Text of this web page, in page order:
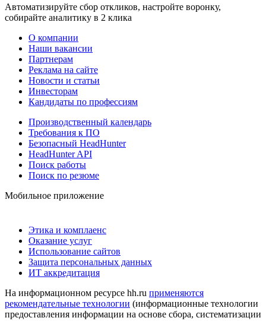
Автоматизируйте сбор откликов, настройте воронку,
собирайте аналитику в 2 клика
О компании
Наши вакансии
Партнерам
Реклама на сайте
Новости и статьи
Инвесторам
Кандидаты по профессиям
Производственный календарь
Требования к ПО
Безопасный HeadHunter
HeadHunter API
Поиск работы
Поиск по резюме
Мобильное приложение
Этика и комплаенс
Оказание услуг
Использование сайтов
Защита персональных данных
ИТ аккредитация
На информационном ресурсе hh.ru применяются
рекомендательные технологии (информационные технологии
предоставления информации на основе сбора, систематизации